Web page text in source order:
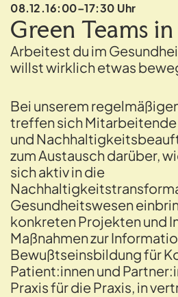
08.12.16:00–17:30 Uhr
Green Teams
Arbeitest du im
willst wirklich etwas
Bei unserem
treffen sich Mitarbeitende
und
zum Austausch darüber,
sich aktiv in die
Gesundheitswesen
konkreten Projekten und
Maßnahmen zur
Bewußtseinsbildung für
Patient:innen und
Praxis für die Praxis, in